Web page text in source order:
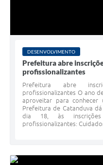
DESENVOLVIMENTO
Prefeitura abre
profissionalizantes
Prefeitura abre
profissionalizantes O ano
aproveitar para conhecer
Prefeitura de Catanduva
dia 18, às
profissionalizantes: